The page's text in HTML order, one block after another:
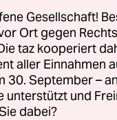
vorschreiben,
Wirkstoff
intensiver als
neue
die sonst
Gesellschaft!
Ort gegen
taz kooperiert
aller Einnahmen
30. September –
unterstützt und
dabei?